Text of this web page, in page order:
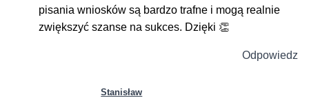
pisania wniosków są bardzo trafne i mogą realnie
zwiększyć szanse na sukces. Dzięki 👏
Odpowiedz
Stanisław